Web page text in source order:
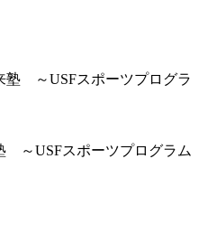
～USFスポーツプログラム